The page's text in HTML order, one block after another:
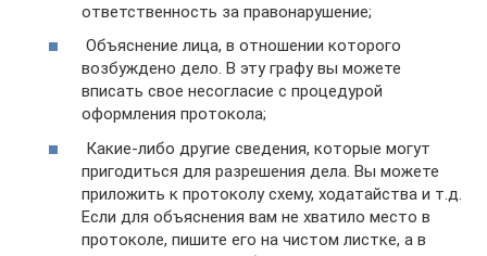
ответственность за правонарушение;
Объяснение лица, в отношении которого
возбуждено дело. В эту графу вы можете
вписать свое несогласие с процедурой
оформления протокола;
Какие-либо другие сведения, которые могут
пригодиться для разрешения дела. Вы можете
приложить к протоколу схему, ходатайства и т.д.
Если для объяснения вам не хватило место в
протоколе, пишите его на чистом листке, а в